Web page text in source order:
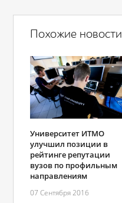
Похожие новости
Университет ИТМО
улучшил позиции в
рейтинге репутации
вузов по профильным
направлениям
07 Сентября 2016